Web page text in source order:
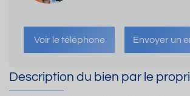
Voir le téléphone Envoyer un
Description du bien par le